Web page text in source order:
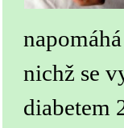
nichž se
diabetem